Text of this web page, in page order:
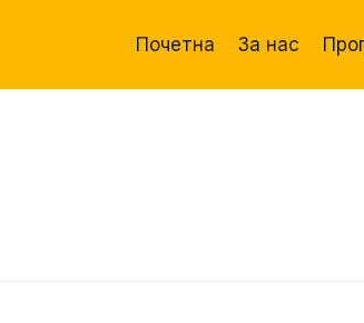
Почетна За нас